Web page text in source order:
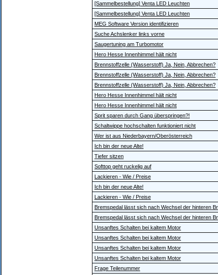
[Sammelbestellung] Venta LED Leuchten
[Sammelbestellung] Venta LED Leuchten
MEG Software Version identifizieren
Suche Achslenker links vorne
Saugertuning am Turbomotor
Hero Hesse Innenhimmel hält nicht
Brennstoffzelle (Wasserstoff) Ja, Nein, Abbrechen?
Brennstoffzelle (Wasserstoff) Ja, Nein, Abbrechen?
Brennstoffzelle (Wasserstoff) Ja, Nein, Abbrechen?
Hero Hesse Innenhimmel hält nicht
Hero Hesse Innenhimmel hält nicht
Sprit sparen durch Gang überspringen?!
Schaltwippe hochschalten funktioniert nicht
Wer ist aus Niederbayern/Oberösterreich
Ich bin der neue Alte!
Tiefer sitzen
Softtop geht ruckelig auf
Lackieren - Wie / Preise
Ich bin der neue Alte!
Lackieren - Wie / Preise
Bremspedal lässt sich nach Wechsel der hinteren
Bremspedal lässt sich nach Wechsel der hinteren
Unsanftes Schalten bei kaltem Motor
Unsanftes Schalten bei kaltem Motor
Unsanftes Schalten bei kaltem Motor
Unsanftes Schalten bei kaltem Motor
Frage Teilenummer